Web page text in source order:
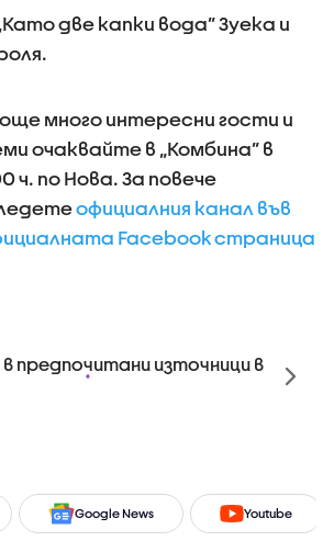
две капки вода” Зуека и
много интересни гости и
очаквайте в „Комбина” в
ч. по Нова. За повече
официалния канал във
Facebook страница
предпочитани източници в
Google News Youtube